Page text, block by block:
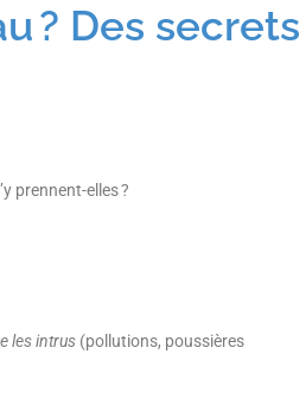
? Des secrets
prennent-elles ?
les intrus (pollutions, poussières